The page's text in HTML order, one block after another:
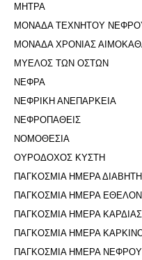
ΜΗΤΡΑ
ΜΟΝΑΔΑ ΤΕΧΝΗΤΟΥ
ΜΟΝΑΔΑ ΧΡΟΝΙΑΣ
ΜΥΕΛΟΣ ΤΩΝ ΟΣΤΩΝ
ΝΕΦΡΑ
ΝΕΦΡΙΚΗ ΑΝΕΠΑΡΚΕΙΑ
ΝΕΦΡΟΠΑΘΕΙΣ
ΝΟΜΟΘΕΣΙΑ
ΟΥΡΟΔΟΧΟΣ ΚΥΣΤΗ
ΠΑΓΚΟΣΜΙΑ ΗΜΕΡΑ ΔΙΑΒΗΤΗ
ΠΑΓΚΟΣΜΙΑ ΗΜΕΡΑ
ΠΑΓΚΟΣΜΙΑ ΗΜΕΡΑ ΚΑΡΔΙΑΣ
ΠΑΓΚΟΣΜΙΑ ΗΜΕΡΑ
ΠΑΓΚΟΣΜΙΑ ΗΜΕΡΑ ΝΕΦΡΟΥ